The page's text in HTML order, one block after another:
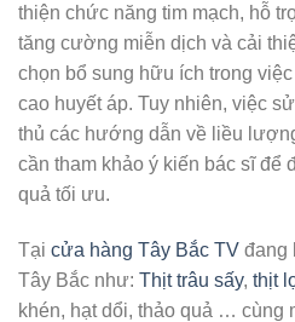
thiện chức năng tim mạch, hỗ
tăng cường miễn dịch và cải
chọn bổ sung hữu ích trong
cao huyết áp. Tuy nhiên, việc
thủ các hướng dẫn về liều
cần tham khảo ý kiến bác sĩ để
quả tối ưu.
Tại cửa hàng Tây Bắc TV đang
Tây Bắc như: Thịt trâu sấy, thịt
khén, hạt dổi, thảo quả … cùng